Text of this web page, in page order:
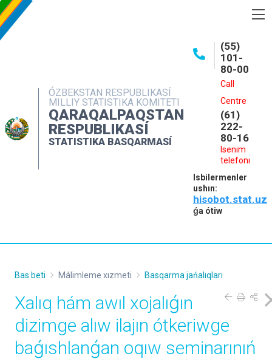
ÓZBEKSTAN RESPUBLIKASÍ
MILLIY STATISTIKA KOMITETI
QARAQALPAQSTAN
RESPUBLIKASÍ
STATISTIKA BASQARMASÍ
(55)
101-
80-00
Call
Centre
(61)
222-
80-16
Isenim
telefonı
Isbilermenler
ushın:
hisobot.stat.uz
ǵa ótiw
INTERAKTIV XIZMETLER
MÁLIMLEME XIZMETI
MÚRÁJAATLAR
Bas beti Málimleme xızmeti Basqarma jańalıqları
Xalıq hám awıl xojalıǵın
dizimge alıw ilajın ótkeriwge
baǵıshlanǵan oqıw seminarınıń